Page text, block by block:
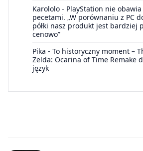
Karololo - PlayStation nie
pecetami. „W porównaniu z PC
półki nasz produkt jest bardziej
cenowo”
Pika - To historyczny moment –
Zelda: Ocarina of Time Remake
język